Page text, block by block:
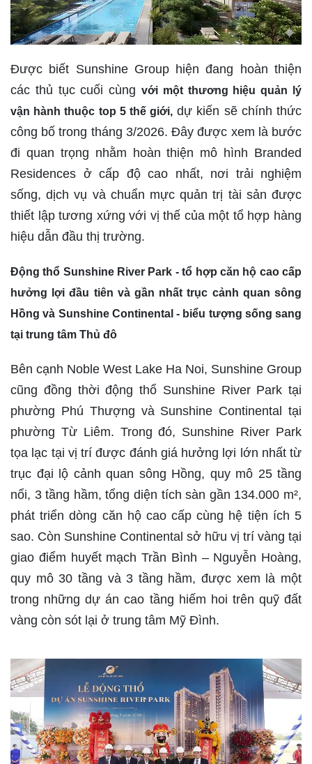
Được biết Sunshine Group hiện đang hoàn thiện
các thủ tục cuối cùng với một thương hiệu quản lý
vận hành thuộc top 5 thế giới, dự kiến sẽ chính thức
công bố trong tháng 3/2026. Đây được xem là bước
đi quan trọng nhằm hoàn thiện mô hình Branded
Residences ở cấp độ cao nhất, nơi trải nghiệm
sống, dịch vụ và chuẩn mực quản trị tài sản được
thiết lập tương xứng với vị thế của một tổ hợp hàng
hiệu dẫn đầu thị trường.
Động thổ Sunshine River Park - tổ hợp căn hộ cao cấp
hưởng lợi đầu tiên và gần nhất trục cảnh quan sông
Hồng và Sunshine Continental - biểu tượng sống sang
tại trung tâm Thủ đô
Bên cạnh Noble West Lake Ha Noi, Sunshine Group
cũng đồng thời động thổ Sunshine River Park tại
phường Phú Thượng và Sunshine Continental tại
phường Từ Liêm. Trong đó, Sunshine River Park
tọa lạc tại vị trí được đánh giá hưởng lợi lớn nhất từ
trục đại lộ cảnh quan sông Hồng, quy mô 25 tầng
nổi, 3 tầng hầm, tổng diện tích sàn gần 134.000 m²,
phát triển dòng căn hộ cao cấp cùng hệ tiện ích 5
sao. Còn Sunshine Continental sở hữu vị trí vàng tại
giao điểm huyết mạch Trần Bình – Nguyễn Hoàng,
quy mô 30 tầng và 3 tầng hầm, được xem là một
trong những dự án cao tầng hiếm hoi trên quỹ đất
vàng còn sót lại ở trung tâm Mỹ Đình.